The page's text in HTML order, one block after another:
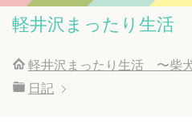
軽井沢まったり生活
軽井沢まったり生活 〜柴
日記